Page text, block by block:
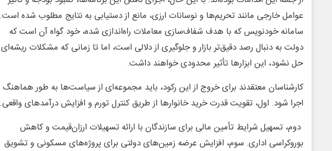
عوامل خارجی مانند تحریم‌ها و نوسانات ارزی، مانع از دستیابی به نتایج مطلوب شده است.
سامانه خودنویس که با هدف شفاف‌سازی معاملات راه‌اندازی شده، خود گواه آن است که
دولت به دنبال رصد دقیق‌تر بازار و جلوگیری از دلالی است، اما تا زمانی که مشکلات ریشه‌ای
حل نشود، این ابزارها تأثیر محدودی خواهند داشت.
کارشناسان معتقدند برای خروج از این رکود، باید مجموعه‌ای از سیاست‌ها به طور هماهنگ
اجرا شود. اول، تقویت قدرت خرید خانوارها از طریق کنترل تورم و افزایش درآمدهای واقعی.
دوم، تسهیل شرایط تأمین مالی برای سازندگان با ارائه تسهیلات ارزان‌قیمت و کاهش
بوروکراسی اداری. سوم، افزایش عرضه زمین‌های دولتی برای پروژه‌های مسکونی و تشویق